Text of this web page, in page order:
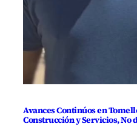
Avances Continúos en
Construcción y Servicios, No